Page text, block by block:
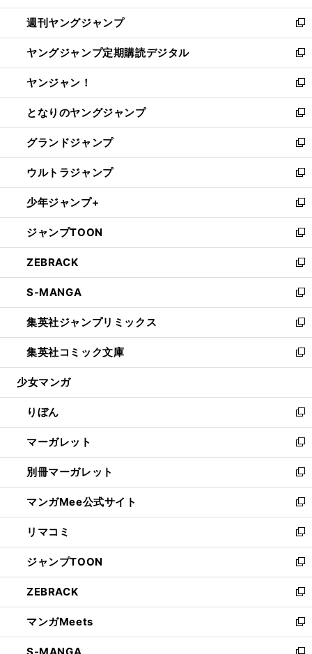
開
く
ウ
で
開
く
ン
ド
ウ
で
開
く
ウ
ィ
ン
ド
ウ
で
開
く
週刊ヤングジャンプ
新
し
い
ウ
ィ
ン
ド
ウ
で
開
く
ヤングジャンプ定期購読デジタル
新
し
い
ウ
ィ
ン
ド
ウ
で
開
く
ヤンジャン！
新
し
い
ウ
ィ
ン
ド
ウ
で
開
く
となりのヤングジャンプ
新
し
い
ウ
ィ
ン
ド
ウ
で
開
く
グランドジャンプ
新
し
い
ウ
ィ
ン
ド
ウ
で
開
く
ウルトラジャンプ
新
し
い
ウ
ィ
ン
ド
ウ
で
開
く
少年ジャンプ+
新
し
い
ウ
ィ
ン
ド
ウ
で
開
く
ジャンプTOON
新
し
い
ウ
ィ
ン
ド
ウ
で
開
ZEBRACK
新
し
い
ウ
ィ
ン
ド
ウ
開
く
S-MANGA
新
し
い
ウ
ィ
ン
ウ
で
開
く
集英社ジャンプリミックス
新
し
い
ウ
ン
ド
ウ
で
開
く
集英社コミック文庫
新
し
ウ
ィ
ン
ド
ウ
で
開
く
少女マンガ
りぼん
新
し
い
ウ
ィ
ン
ド
ウ
で
開
く
マーガレット
新
し
い
ウ
ィ
ン
ド
ウ
で
開
く
別冊マーガレット
新
し
い
ウ
ィ
ン
ド
ウ
で
開
く
マンガMee公式サイト
新
し
い
ウ
ィ
ン
ド
ウ
で
開
く
リマコミ
新
し
い
ウ
ィ
ン
ド
ウ
ジャンプTOON
新
し
い
ウ
ィ
ン
ZEBRACK
新
し
い
ウ
マンガMeets
新
し